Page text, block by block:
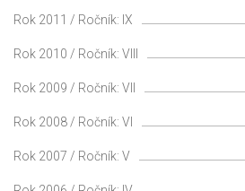
Rok 2011 / Ročník: IX
Rok 2010 / Ročník: VIII
Rok 2009 / Ročník: VII
Rok 2008 / Ročník: VI
Rok 2007 / Ročník: V